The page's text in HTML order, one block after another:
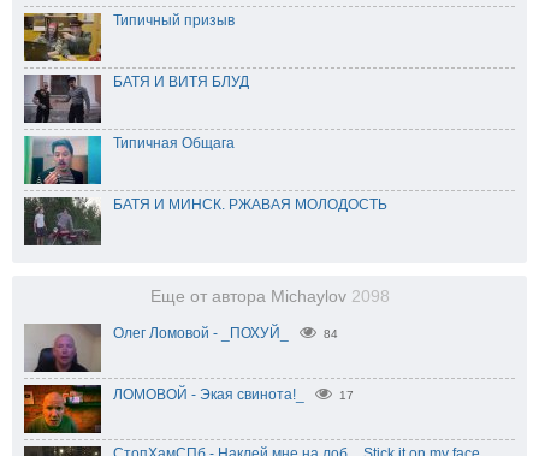
Типичный призыв
БАТЯ И ВИТЯ БЛУД
Типичная Общага
БАТЯ И МИНСК. РЖАВАЯ МОЛОДОСТЬ
Еще от автора Michaylov 2098
Олег Ломовой - _ПОХУЙ_ 84
ЛОМОВОЙ - Экая свинота!_ 17